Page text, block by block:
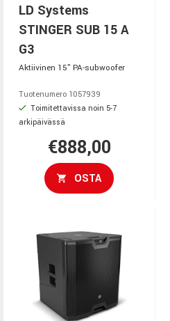
LD Systems
STINGER SUB 15 A
G3
Aktiivinen 15" PA-subwoofer
Tuotenumero 1057939
Toimitettavissa noin 5-7
arkipäivässä
€888,00
OSTA